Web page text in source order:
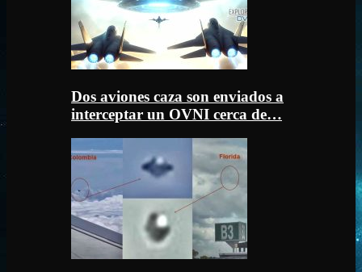
Dos aviones caza son enviados a
interceptar un OVNI cerca de…